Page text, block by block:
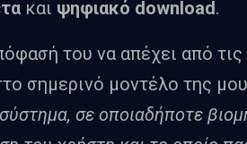
και ψηφιακό download.
του να απέχει από
σημερινό μοντέλο της
σε οποιαδήποτε